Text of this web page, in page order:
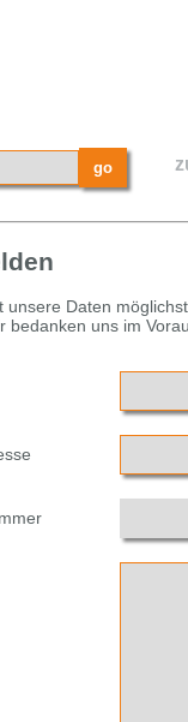
unsere Daten
bedanken uns im